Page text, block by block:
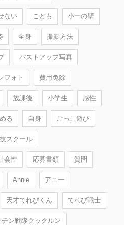
ない こども 小一の壁
全身 撮影方法
バストアップ写真
フォト 費用免除
放課後 小学生 感性
る 自身 ごっこ遊び
スクール
会性 応募書類 質問
Annie アニー
天才てれびくん てれび戦士
ン戦隊クックルン